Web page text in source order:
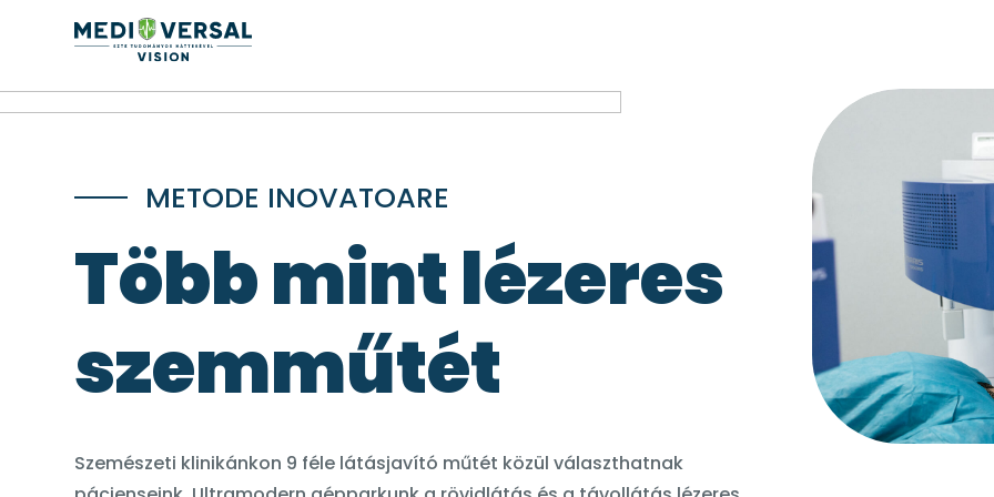
METODE INOVATOARE
Több mint lézeres
szemműtét
Szemészeti klinikánkon 9 féle látásjavító műtét közül választhatnak